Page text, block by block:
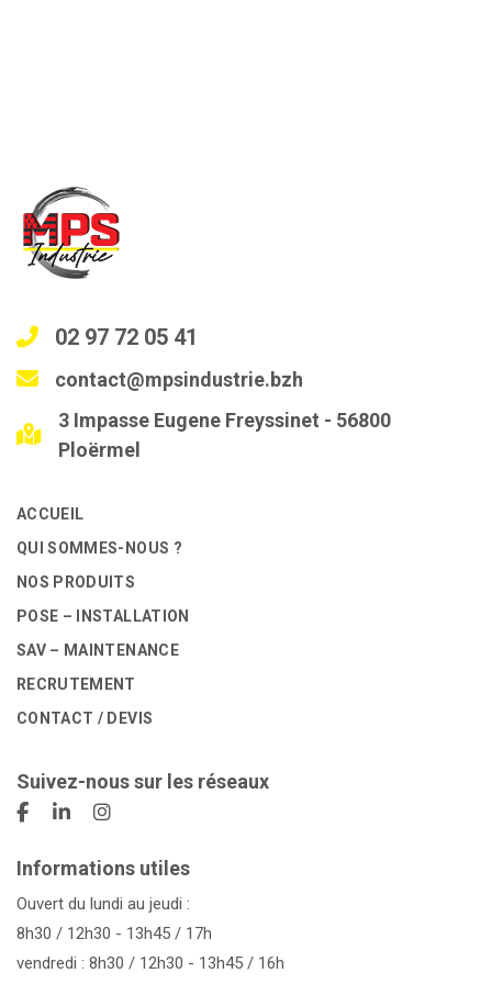
02 97 72 05 41
contact@mpsindustrie.bzh
3 Impasse Eugene Freyssinet - 56800
Ploërmel
ACCUEIL
QUI SOMMES-NOUS ?
NOS PRODUITS
POSE – INSTALLATION
SAV – MAINTENANCE
RECRUTEMENT
CONTACT / DEVIS
Suivez-nous sur les réseaux
Informations utiles
Ouvert du lundi au jeudi :
8h30 / 12h30 - 13h45 / 17h
vendredi : 8h30 / 12h30 - 13h45 / 16h